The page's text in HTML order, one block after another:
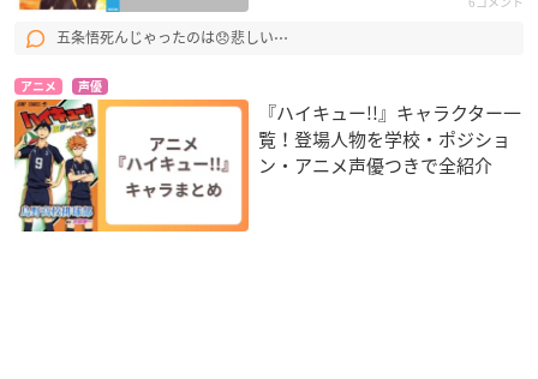
五条悟死んじゃったのは😞悲しい⋯
アニメ 声優
『ハイキュー!!』キャラクター一
覧！登場人物を学校・ポジショ
ン・アニメ声優つきで全紹介